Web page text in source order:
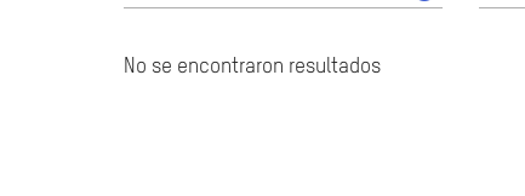
No se encontraron resultados